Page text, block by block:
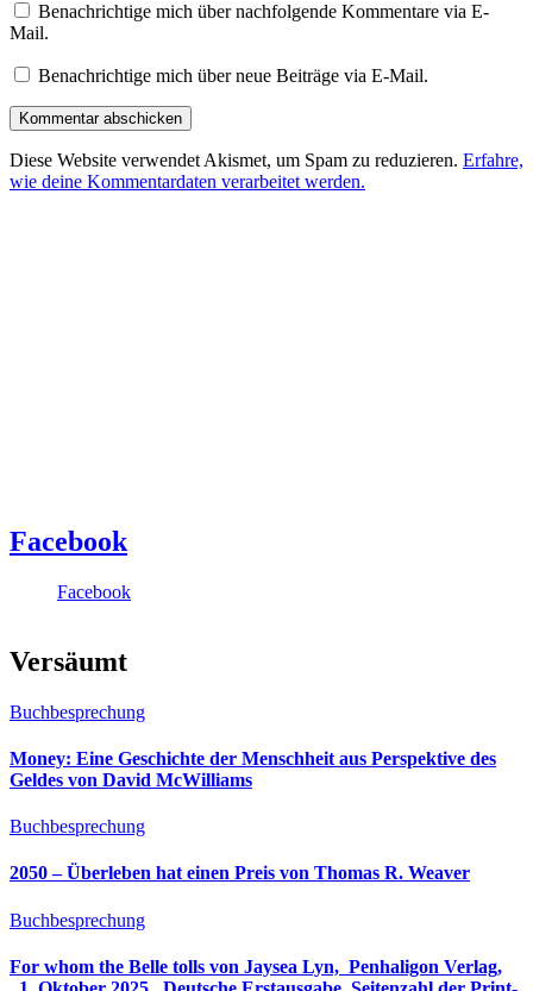
Benachrichtige mich über nachfolgende Kommentare via E-
Mail.
Benachrichtige mich über neue Beiträge via E-Mail.
Diese Website verwendet Akismet, um Spam zu reduzieren. Erfahre,
wie deine Kommentardaten verarbeitet werden.
Facebook
Facebook
Versäumt
Buchbesprechung
Money: Eine Geschichte der Menschheit aus Perspektive des
Geldes von David McWilliams
Buchbesprechung
2050 – Überleben hat einen Preis von Thomas R. Weaver
Buchbesprechung
For whom the Belle tolls von Jaysea Lyn, ‎ Penhaligon Verlag,